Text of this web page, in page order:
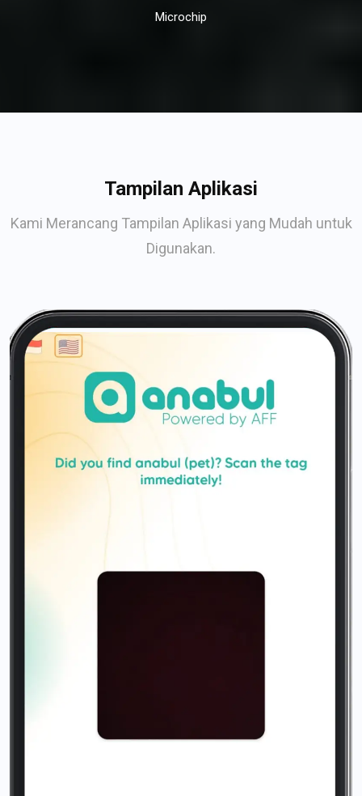
Microchip
Tampilan Aplikasi
Kami Merancang Tampilan Aplikasi yang Mudah untuk
Digunakan.